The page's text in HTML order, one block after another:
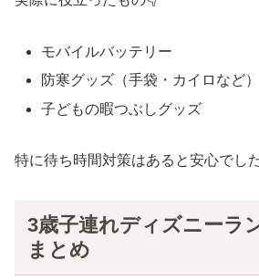
モバイルバッテリー
防寒グッズ（手袋・カイロなど）
子どもの暇つぶしグッズ
特に待ち時間対策はあると安心でした
3歳子連れディズニーラ
まとめ